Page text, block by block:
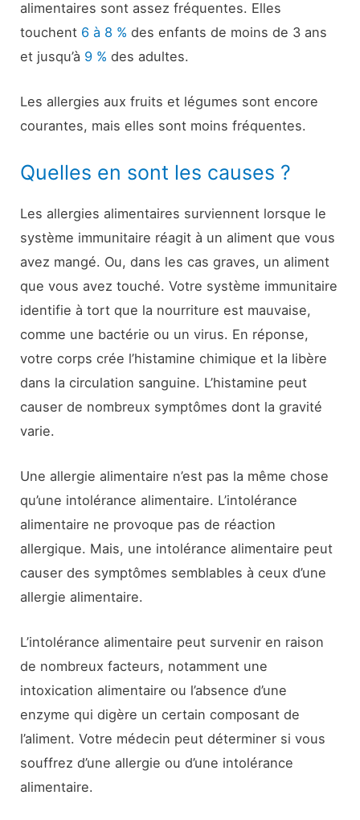
alimentaires sont assez fréquentes. Elles
touchent 6 à 8 % des enfants de moins de 3 ans
et jusqu’à 9 % des adultes.
Les allergies aux fruits et légumes sont encore
courantes, mais elles sont moins fréquentes.
Quelles en sont les causes ?
Les allergies alimentaires surviennent lorsque le
système immunitaire réagit à un aliment que vous
avez mangé. Ou, dans les cas graves, un aliment
que vous avez touché. Votre système immunitaire
identifie à tort que la nourriture est mauvaise,
comme une bactérie ou un virus. En réponse,
votre corps crée l’histamine chimique et la libère
dans la circulation sanguine. L’histamine peut
causer de nombreux symptômes dont la gravité
varie.
Une allergie alimentaire n’est pas la même chose
qu’une intolérance alimentaire. L’intolérance
alimentaire ne provoque pas de réaction
allergique. Mais, une intolérance alimentaire peut
causer des symptômes semblables à ceux d’une
allergie alimentaire.
L’intolérance alimentaire peut survenir en raison
de nombreux facteurs, notamment une
intoxication alimentaire ou l’absence d’une
enzyme qui digère un certain composant de
l’aliment. Votre médecin peut déterminer si vous
souffrez d’une allergie ou d’une intolérance
alimentaire.